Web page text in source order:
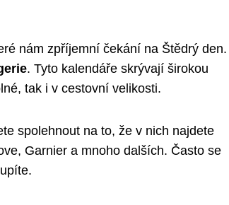
nám zpříjemní čekání na Štědrý den.
. Tyto kalendáře skrývají širokou
tak i v cestovní velikosti.
spolehnout na to, že v nich najdete
Garnier a mnoho dalších. Často se